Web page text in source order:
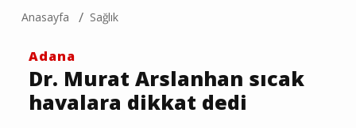
Anasayfa Sağlık
Adana
Dr. Murat Arslanhan sıcak
havalara dikkat dedi